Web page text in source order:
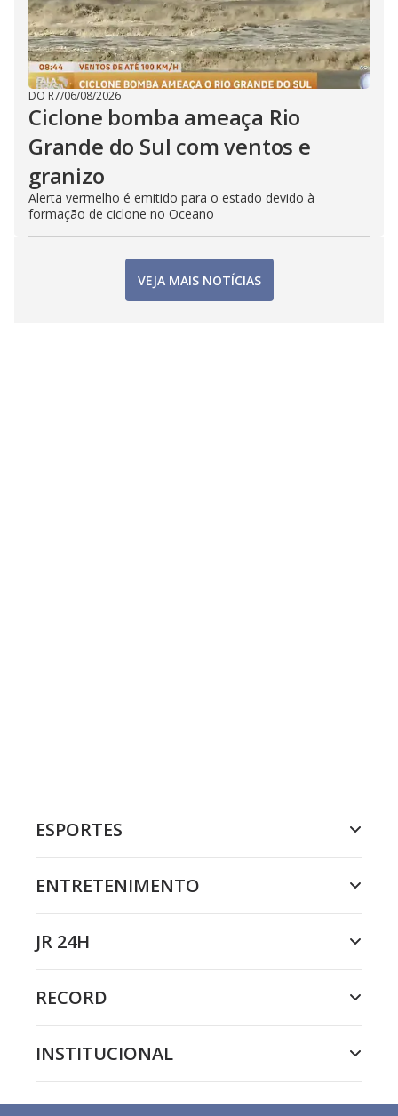
DO R7/06/08/2026
Ciclone bomba ameaça Rio
Grande do Sul com ventos e
granizo
Alerta vermelho é emitido para o estado devido à
formação de ciclone no Oceano
VEJA MAIS NOTÍCIAS
ESPORTES
ENTRETENIMENTO
JR 24H
RECORD
INSTITUCIONAL